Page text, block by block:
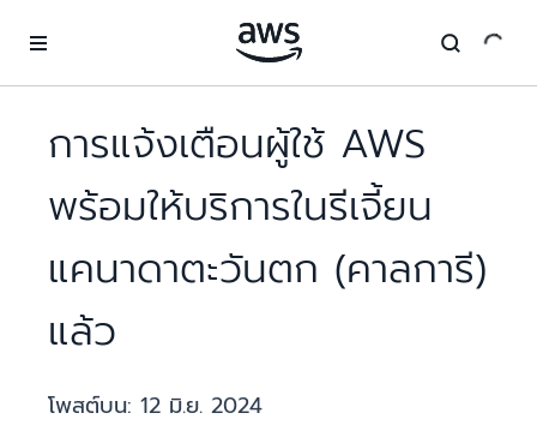
การแจ้งเตือนผู้ใช้ AWS
พร้อมให้บริการในรีเจี้ยน
แคนาดาตะวันตก (คาลการี)
แล้ว
โพสต์บน: 12 มิ.ย. 2024